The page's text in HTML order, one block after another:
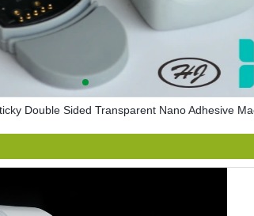
Double Sided Transparent Nano Adhesive